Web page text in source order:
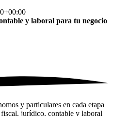
y laboral paratu negocio
y particulares en cada etapa
jurídico, contable y laboral